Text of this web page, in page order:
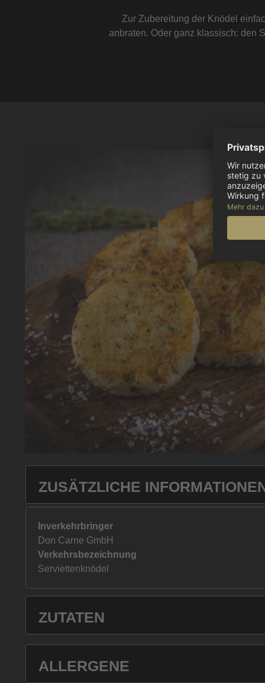
Zur Zubereitung der Knödel
anbraten. Oder ganz klassisch: den
ZUSÄTZLICHE
Inverkehrbringer
Don Carne GmbH
Verkehrsbezeichnung
Serviettenknödel
ZUTATEN
ALLERGENE